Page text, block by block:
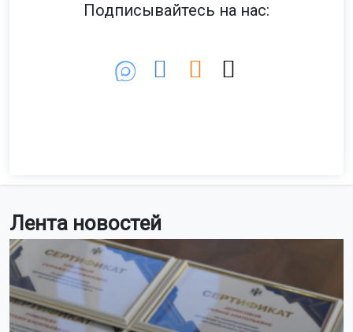
Лента новостей
Подписывайтесь на нас: